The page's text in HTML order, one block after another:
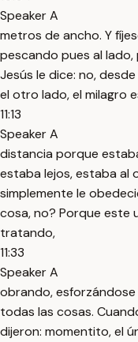
Speaker A
metros de ancho. Y
pescando pues al
Jesús le dice: no,
el otro lado, el milagro
11:13
Speaker A
distancia porque
estaba lejos, estaba al
simplemente le
cosa, no? Porque este
tratando,
11:33
Speaker A
obrando,
todas las cosas.
dijeron: momentito, el